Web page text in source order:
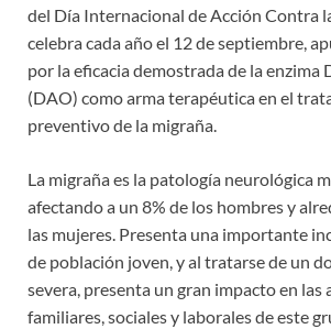
del Día Internacional de Acción Contra
celebra cada año el 12 de septiembre,
por la eficacia demostrada de la
(DAO) como arma terapéutica en el
preventivo de la migraña.
La migraña es la patología neurológica
afectando a un 8% de los hombres y
las mujeres. Presenta una importante
de población joven, y al tratarse de un
severa, presenta un gran impacto en las
familiares, sociales y laborales de este